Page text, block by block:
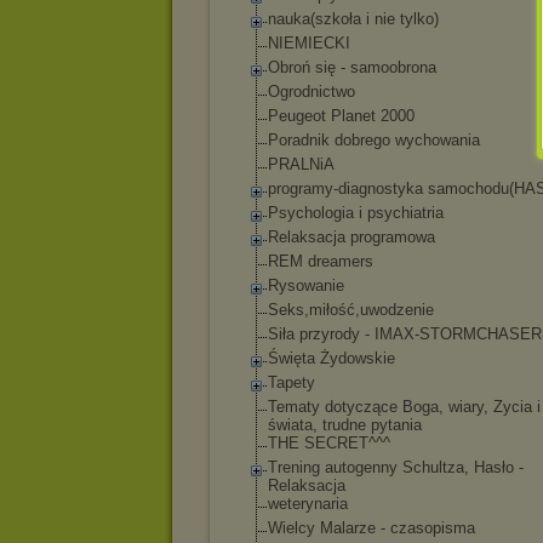
nauka(szkoła i nie tylko)
NIEMIECKI
Obroń się - samoobrona
Ogrodnictwo
Peugeot Planet 2000
Poradnik dobrego wychowania
PRALNiA
programy-diagnostyka
Psychologia i psychiatria
Relaksacja programowa
REM dreamers
Rysowanie
Seks,miłość,uwodzenie
Siła przyrody - IMAX-
Święta Żydowskie
Tapety
Tematy dotyczące Boga, wiary, Zycia i
świata, trudne pytania
THE SECRET^^^
Trening autogenny Schultza, Hasło -
Relaksacja
weterynaria
Wielcy Malarze - czasopisma